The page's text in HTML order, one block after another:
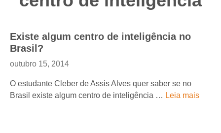
Existe algum centro de inteligência no
Brasil?
outubro 15, 2014
O estudante Cleber de Assis Alves quer saber se no
Brasil existe algum centro de inteligência … Leia mais